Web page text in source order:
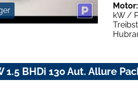
Motor:
kW /
1.5 BHDi 130 Aut. Allure